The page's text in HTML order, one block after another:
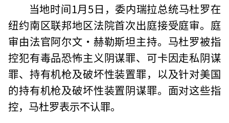
当地时间1月5日，委内瑞拉总统马杜罗在
纽约南区联邦地区法院首次出庭接受庭审。庭
审由法官阿尔文·赫勒斯坦主持。马杜罗被指
控犯有毒品恐怖主义阴谋罪、可卡因走私阴谋
罪、持有机枪及破坏性装置罪，以及针对美国
的持有机枪及破坏性装置阴谋罪。面对这些指
控，马杜罗表示不认罪。